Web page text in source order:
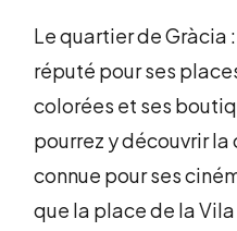
Le quartier de Gràcia
réputé pour ses
colorées et ses
pourrez y découvrir la
connue pour ses
que la place de la